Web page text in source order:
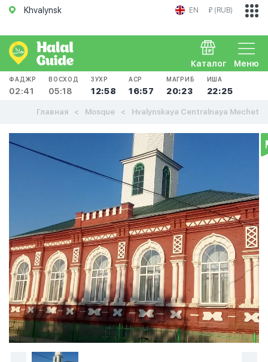
Khvalynsk EN ₽ (RUB)
Меню
Каталог
ФАДЖР
02:41
ВОСХОД
05:18
ЗУХР
12:58
АСР
16:57
МАГРИБ
20:23
ИША
22:25
Главная Mosque Hvalynskaya Centralnaya Mechet